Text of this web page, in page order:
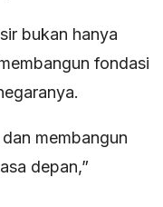
bukan hanya
fondasi
membangun
depan,”